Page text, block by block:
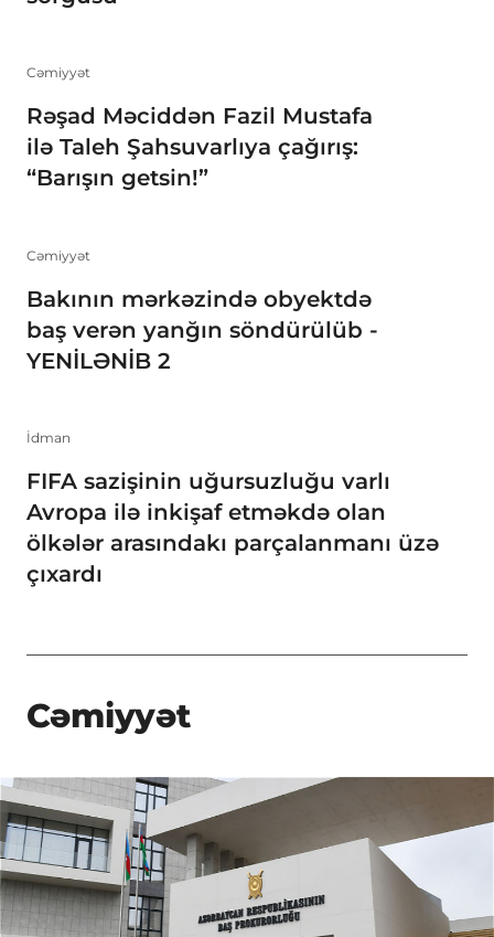
Cəmiyyət
Rəşad Məciddən Fazil Mustafa
ilə Taleh Şahsuvarlıya çağırış:
“Barışın getsin!”
Cəmiyyət
Bakının mərkəzində obyektdə
baş verən yanğın söndürülüb -
YENİLƏNİB 2
İdman
FIFA sazişinin uğursuzluğu varlı
Avropa ilə inkişaf etməkdə olan
ölkələr arasındakı parçalanmanı üzə
çıxardı
Cəmiyyət